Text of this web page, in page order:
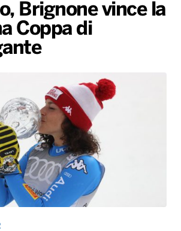
Hit Dance
e Spettacolo
Norba Consiglia
Generale
Novità
Astrabilia 2026
News TV
Brignone vince la
Coppa di